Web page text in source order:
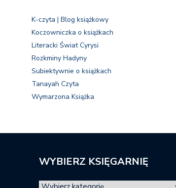
K-czyta | Blog książkowy
Koczowniczka o książkach
Literacki Świat Cyrysi
Rozkminy Hadyny
Subiektywnie o książkach
Tanayah Czyta
Wymarzona Książka
WYBIERZ KSIĘGARNIĘ